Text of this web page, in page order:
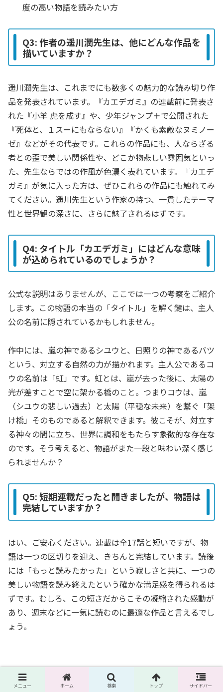
度の高い物語を読みたい方
Q3: 作者の遥川潤先生は、他にどんな作品を
描いていますか？
遥川潤先生は、これまでにも数多くの魅力的な読み切り作
品を発表されています。『カエデガミ』の連載前に発表さ
れた『小羊 虎を成す』や、少年ジャンプ＋で公開された
『死体と、１スーにもならない』『かくも素敵なヌミノー
ゼ』などがその代表です。これらの作品にも、人ならざる
者との歪で美しい関係性や、どこか物悲しい雰囲気といっ
た、先生ならではの作風が色濃く表れています。『カエデ
ガミ』が気に入った方は、ぜひこれらの作品にも触れてみ
てください。遥川先生という作家の持つ、一貫したテーマ
性と世界観の深さに、さらに魅了されるはずです。
Q4: タイトル「カエデガミ」にはどんな意味
が込められているのでしょうか？
公式な説明はありませんが、ここでは一つの考察をご紹介
します。この物語の本当の「タイトル」を解く鍵は、主人
公の名前に隠されているかもしれません。
作中には、嵐の神であるシユウと、日照りの神であるバツ
という、対立する自然の力が描かれます。主人公であるコ
ウの名前は「虹」です。虹とは、嵐が去った後に、太陽の
光が差すことで空に架かる橋のこと。つまりコウは、嵐
（シユウの悲しい過去）と太陽（平穏な未来）を繋ぐ「架
け橋」そのものであると解釈できます。彼こそが、対立す
る神々の間に立ち、世界に調和をもたらす象徴的な存在な
のです。そう考えると、物語がまた一段と味わい深く感じ
られませんか？
Q5: 短期連載だったと聞きましたが、物語は
完結していますか？
はい、ご安心ください。連載は全17話と短いですが、物
語は一つの区切りを迎え、きちんと完結しています。読後
には「もっと読みたかった」という寂しさと共に、一つの
美しい物語を読み終えたという確かな満足感を得られるは
ずです。むしろ、この短さだからこその凝縮された感動が
あり、週末などに一気に読むのに最適な作品と言えるでし
ょう。
メニュー ホーム 検索 トップ サイドバー